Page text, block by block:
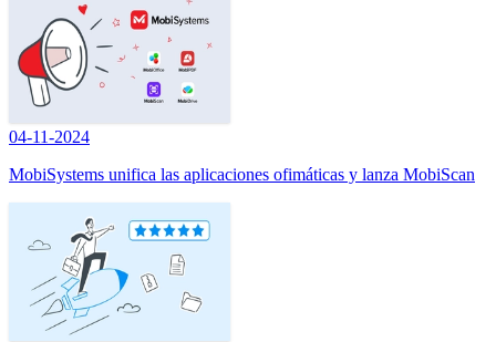
04-11-2024
MobiSystems unifica las aplicaciones ofimáticas y lanza MobiScan